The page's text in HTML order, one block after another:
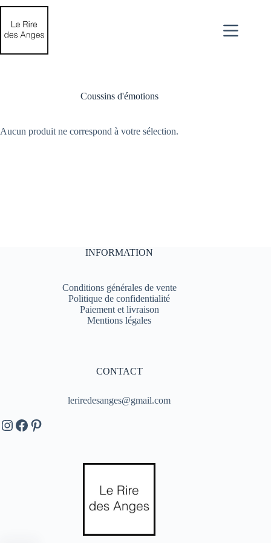
Passer
contenu
Coussins d'émotions
Aucun produit ne correspond à votre sélection.
INFORMATION
Conditions générales de vente
Politique de confidentialité
Paiement et livraison
Mentions légales
CONTACT
leriredesanges@gmail.com
Instagram
Facebook
Pinterest